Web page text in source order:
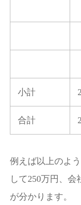
小計
合計
例えば以上のよ
して250万円、会
が分かります。